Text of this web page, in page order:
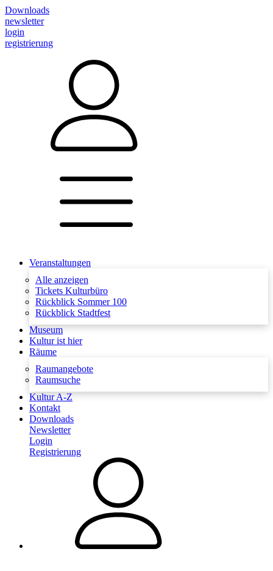
Downloads
newsletter
login
registrierung
Veranstaltungen
Alle anzeigen
Tickets Kulturbüro
Rückblick Sommer 100
Rückblick Stadtfest
Museum
Kultur ist hier
Räume
Raumangebote
Raumsuche
Kultur A-Z
Kontakt
Downloads
Newsletter
Login
Registrierung